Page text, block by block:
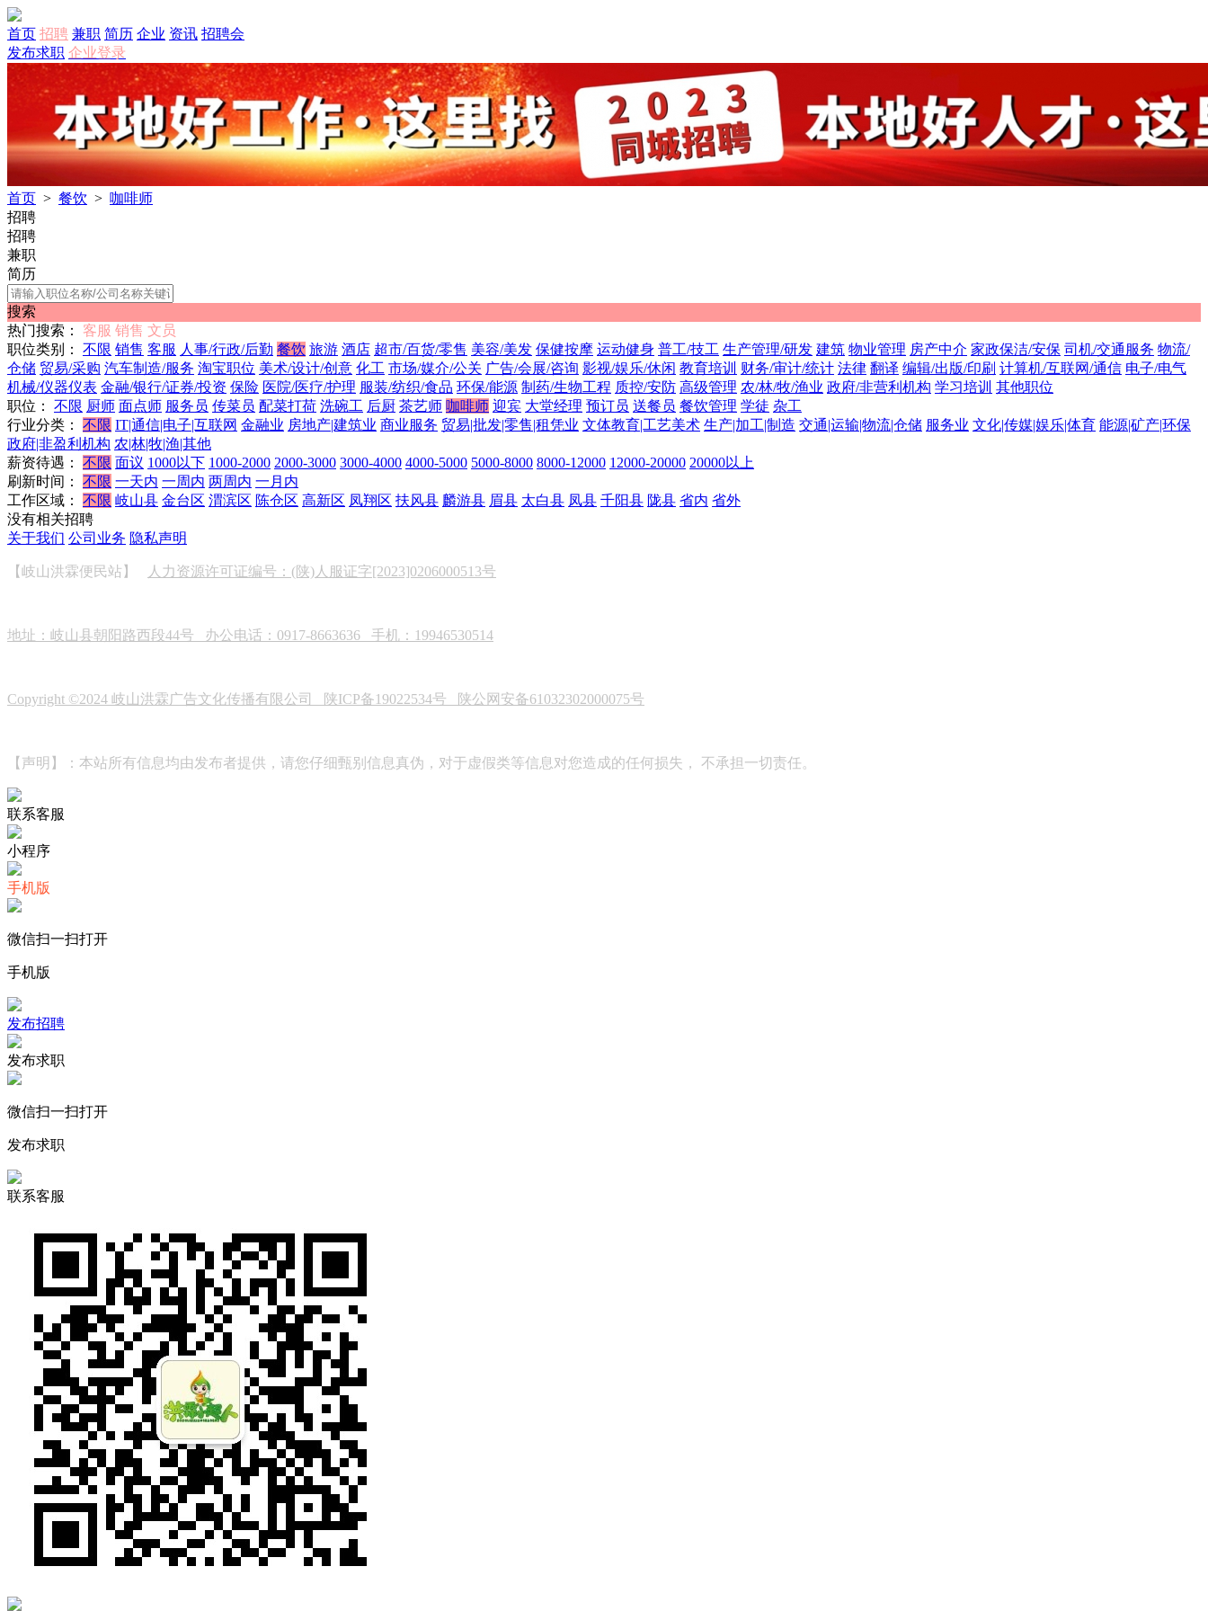
首页 招聘 兼职 简历 企业 资讯 招聘会
发布求职 企业登录
首页 > 餐饮 > 咖啡师
招聘
招聘
兼职
简历
搜索
热门搜索：
客服 销售 文员
职位类别：
不限 销售 客服 人事/行政/后勤 餐饮 旅游 酒店 超市/百货/零售 美容/美发 保健按摩 运动健身 普工/技工 生产管理/研发 建筑 物业管理 房产中介 家政保洁/安保 司机/交通服务 物流/
仓储 贸易/采购 汽车制造/服务 淘宝职位 美术/设计/创意 化工 市场/媒介/公关 广告/会展/咨询 影视/娱乐/休闲 教育培训 财务/审计/统计 法律 翻译 编辑/出版/印刷 计算机/互联网/通信 电子/电气
机械/仪器仪表 金融/银行/证券/投资 保险 医院/医疗/护理 服装/纺织/食品 环保/能源 制药/生物工程 质控/安防 高级管理 农/林/牧/渔业 政府/非营利机构 学习培训 其他职位
职位：
不限 厨师 面点师 服务员 传菜员 配菜打荷 洗碗工 后厨 茶艺师 咖啡师 迎宾 大堂经理 预订员 送餐员 餐饮管理 学徒 杂工
行业分类：
不限 IT|通信|电子|互联网 金融业 房地产|建筑业 商业服务 贸易|批发|零售|租凭业 文体教育|工艺美术 生产|加工|制造 交通|运输|物流|仓储 服务业 文化|传媒|娱乐|体育 能源|矿产|环保
政府|非盈利机构 农|林|牧|渔|其他
薪资待遇：
不限 面议 1000以下 1000-2000 2000-3000 3000-4000 4000-5000 5000-8000 8000-12000 12000-20000 20000以上
刷新时间：
不限 一天内 一周内 两周内 一月内
工作区域：
不限 岐山县 金台区 渭滨区 陈仓区 高新区 凤翔区 扶风县 麟游县 眉县 太白县 凤县 千阳县 陇县 省内 省外
没有相关招聘
关于我们 公司业务 隐私声明
【岐山洪霖便民站】 人力资源许可证编号：(陕)人服证字[2023]0206000513号
地址：岐山县朝阳路西段44号 办公电话：0917-8663636 手机：19946530514
Copyright ©2024 岐山洪霖广告文化传播有限公司 陕ICP备19022534号 陕公网安备61032302000075号
【声明】：本站所有信息均由发布者提供，请您仔细甄别信息真伪，对于虚假类等信息对您造成的任何损失， 不承担一切责任。
联系客服
小程序
手机版
微信扫一扫打开
手机版
发布招聘
发布求职
微信扫一扫打开
发布求职
联系客服